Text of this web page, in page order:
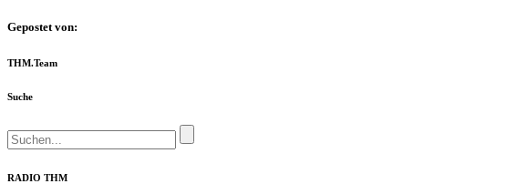
Gepostet von:
THM.Team
Suche
RADIO THM